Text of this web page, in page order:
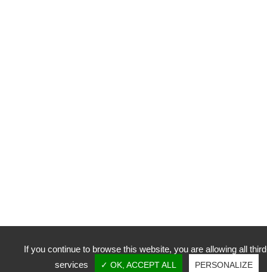
If you continue to browse this website, you are allowing all
services
✓ OK, ACCEPT ALL PERSONALIZE